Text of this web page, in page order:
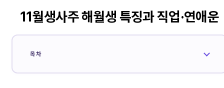
11월생사주 해월생 특징과 직업·연애운
목차